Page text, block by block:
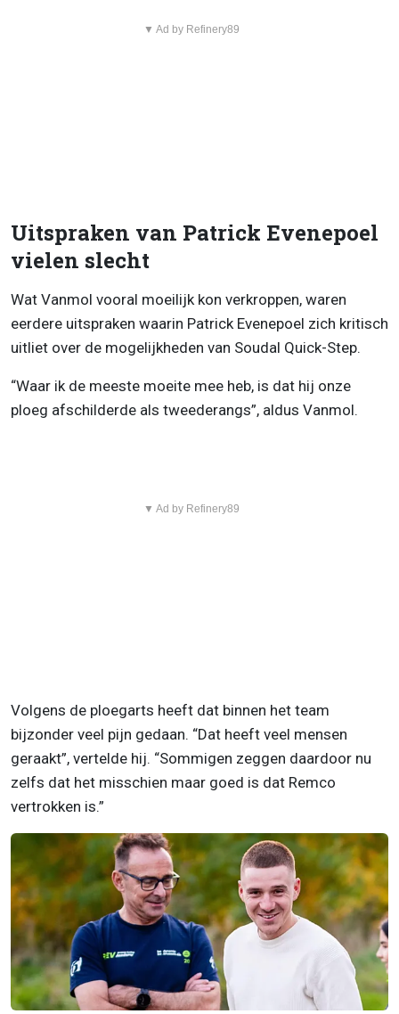
▼ Ad by Refinery89
Uitspraken van Patrick Evenepoel
vielen slecht
Wat Vanmol vooral moeilijk kon verkroppen, waren
eerdere uitspraken waarin Patrick Evenepoel zich kritisch
uitliet over de mogelijkheden van Soudal Quick-Step.
“Waar ik de meeste moeite mee heb, is dat hij onze
ploeg afschilderde als tweederangs”, aldus Vanmol.
▼ Ad by Refinery89
Volgens de ploegarts heeft dat binnen het team
bijzonder veel pijn gedaan. “Dat heeft veel mensen
geraakt”, vertelde hij. “Sommigen zeggen daardoor nu
zelfs dat het misschien maar goed is dat Remco
vertrokken is.”